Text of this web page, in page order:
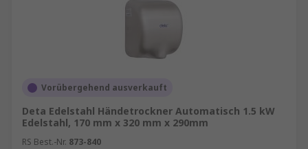
Vorübergehend ausverkauft
Deta Edelstahl Händetrockner Automatisch 1.5 kW
Edelstahl, 170 mm x 320 mm x 290mm
RS Best.-Nr. 873-840